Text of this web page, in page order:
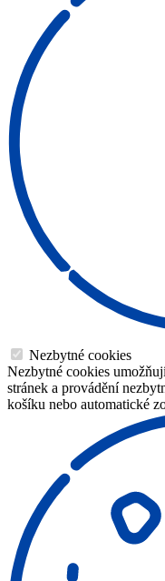
Nezbytné cookies
Nezbytné cookies
stránek a provádění
košíku nebo automatické